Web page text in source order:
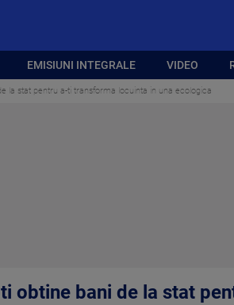
EMISIUNI INTEGRALE VIDEO
la stat pentru a-ti transforma locuinta in una ecologica
obtine bani de la stat